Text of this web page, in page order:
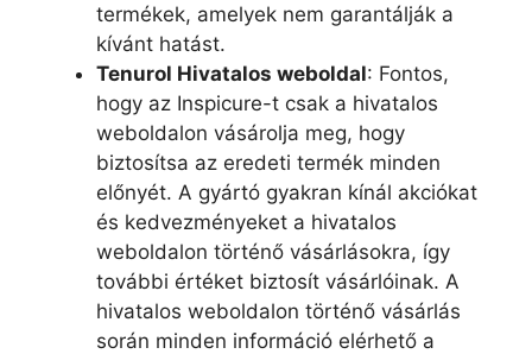
termékek, amelyek nem garantálják a
kívánt hatást.
Tenurol Hivatalos weboldal: Fontos,
hogy az Inspicure-t csak a hivatalos
weboldalon vásárolja meg, hogy
biztosítsa az eredeti termék minden
előnyét. A gyártó gyakran kínál akciókat
és kedvezményeket a hivatalos
weboldalon történő vásárlásokra, így
további értéket biztosít vásárlóinak. A
hivatalos weboldalon történő vásárlás
során minden információ elérhető a